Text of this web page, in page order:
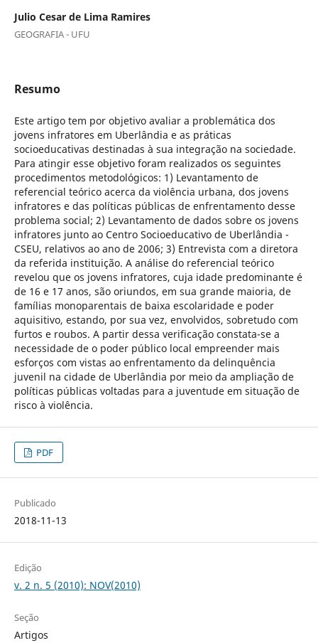
Julio Cesar de Lima Ramires
GEOGRAFIA - UFU
Resumo
Este artigo tem por objetivo avaliar a problemática dos
jovens infratores em Uberlândia e as práticas
socioeducativas destinadas à sua integração na sociedade.
Para atingir esse objetivo foram realizados os seguintes
procedimentos metodológicos: 1) Levantamento de
referencial teórico acerca da violência urbana, dos jovens
infratores e das políticas públicas de enfrentamento desse
problema social; 2) Levantamento de dados sobre os jovens
infratores junto ao Centro Socioeducativo de Uberlândia -
CSEU, relativos ao ano de 2006; 3) Entrevista com a diretora
da referida instituição. A análise do referencial teórico
revelou que os jovens infratores, cuja idade predominante é
de 16 e 17 anos, são oriundos, em sua grande maioria, de
famílias monoparentais de baixa escolaridade e poder
aquisitivo, estando, por sua vez, envolvidos, sobretudo com
furtos e roubos. A partir dessa verificação constata-se a
necessidade de o poder público local empreender mais
esforços com vistas ao enfrentamento da delinquência
juvenil na cidade de Uberlândia por meio da ampliação de
políticas públicas voltadas para a juventude em situação de
risco à violência.
PDF
Publicado
2018-11-13
Edição
v. 2 n. 5 (2010): NOV(2010)
Seção
Artigos